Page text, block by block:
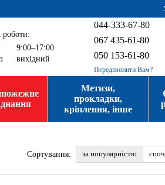
роботи:
9:00–17:00
вихідний
044-333-67-80
067 435-61-80
050 153-61-80
Передзвонити Вам?
Метизи,
прокладки,
кріплення, інше
Сортування: за популярністю